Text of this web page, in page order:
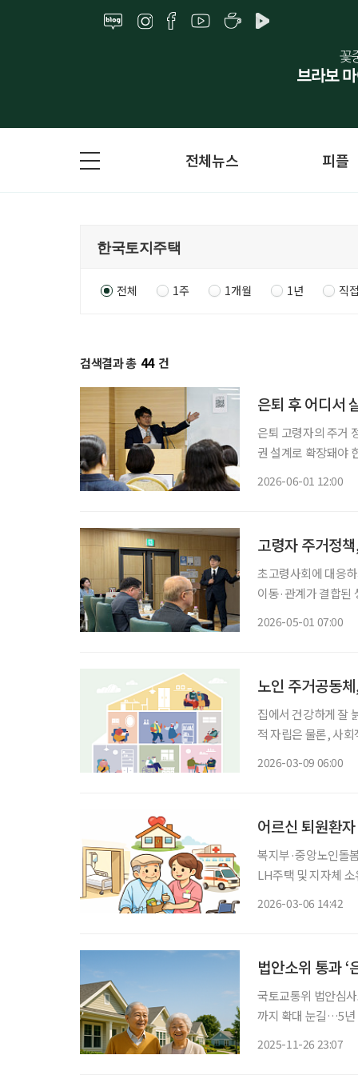
전체뉴스 피플
전체 1주 1개월 1년 직
검색결과 총 44 건
은퇴 후 어디서
은퇴 고령자의 주거
권 설계로 확장돼야
2026-06-01 12:00
고령자 주거정
초고령사회에 대응
이동·관계가 결합된
2026-05-01 07:00
노인 주거공동
집에서 건강하게 잘
적 자립은 물론, 사
2026-03-09 06:00
어르신 퇴원환
복지부·중앙노인돌
LH주택 및 지자체
2026-03-06 14:42
법안소위 통과
국토교통위 법안심사소
까지 확대 눈길…5년 단위 기본
2025-11-26 23:07